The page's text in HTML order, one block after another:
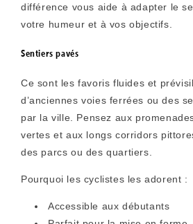
différence vous aide à adapter le
votre humeur et à vos objectifs.
Sentiers pavés
Ce sont les favoris fluides et
d’anciennes voies ferrées ou des
par la ville. Pensez aux
vertes et aux longs corridors
des parcs ou des quartiers.
Pourquoi les cyclistes les adorent :
Accessible aux débutants